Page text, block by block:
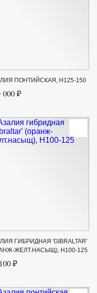
ПОНТИЙСКАЯ, H125-150
000 ₽
ГИБРИДНАЯ 'GIBRALTAR'
ЖЕЛТ.НАСЫЩ), H100-125
₽